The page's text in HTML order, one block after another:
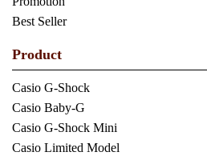
Best Seller
Product
Casio G-Shock
Casio Baby-G
Casio G-Shock Mini
Casio Limited Model